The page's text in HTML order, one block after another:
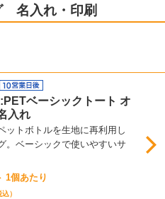
名入れ・印刷
ベーシックトート オ
入れ
ットボトルを生地に再利用し
。ベーシックで使いやすいサ
1個あたり
込）